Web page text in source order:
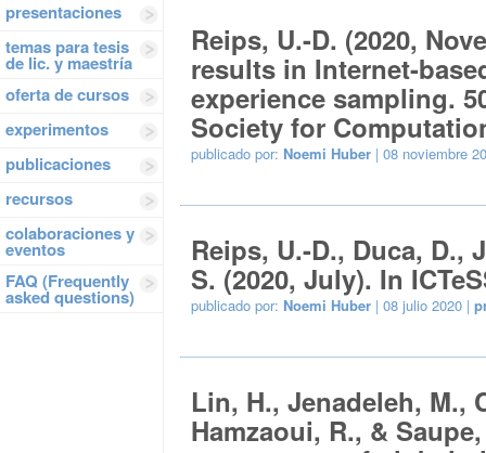
presentaciones
temas para tesis
de lic. y maestría
oferta de cursos
experimentos
publicaciones
recursos
colaboraciones y
eventos
FAQ (Frequently
asked questions)
Reips, U.-D. (2020,
results in Internet-
experience sampling.
Society for
publicado por: Noemi Huber | 08 noviembre
Reips, U.-D., Duca, D.,
S. (2020, July). In
publicado por: Noemi Huber | 08 julio 2020 |
Lin, H., Jenadeleh, M.,
Hamzaoui, R., &